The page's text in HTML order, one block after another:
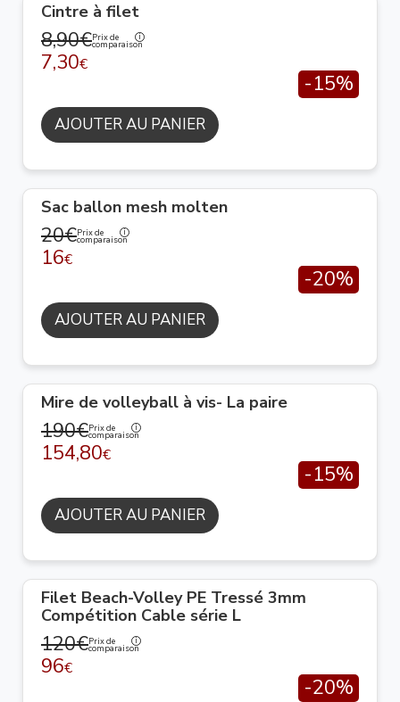
Cintre à filet
8,90€Prix de
comparaison
7,30€
-15%
AJOUTER AU PANIER
Sac ballon mesh molten
20€Prix de
comparaison
16€
-20%
AJOUTER AU PANIER
Mire de volleyball à vis- La paire
190€Prix de
comparaison
154,80€
-15%
AJOUTER AU PANIER
Filet Beach-Volley PE Tressé 3mm
Compétition Cable série L
120€Prix de
comparaison
96€
-20%